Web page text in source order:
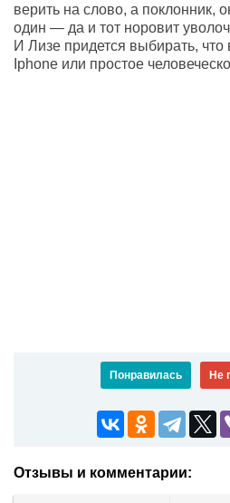
верить на слово, а поклонник,
один — да и тот норовит
И Лизе придется выбирать,
Iphone или простое
Понравилась Не
Отзывы и комментарии: